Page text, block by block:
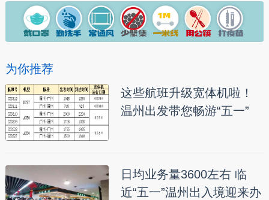
为你推荐
这些航班升级宽体机啦！
温州出发带您畅游“五一”
日均业务量3600左右 临
近“五一”温州出入境迎来办